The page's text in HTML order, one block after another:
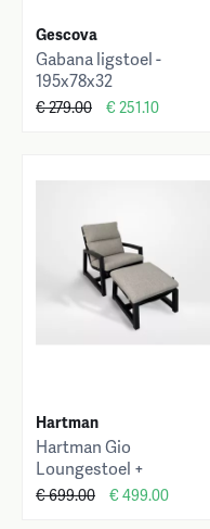
Gescova
Gabana ligstoel -
195x78x32
€ 279.00 € 251.10
Hartman
Hartman Gio
Loungestoel +
Voetenbank
€ 699.00 € 499.00